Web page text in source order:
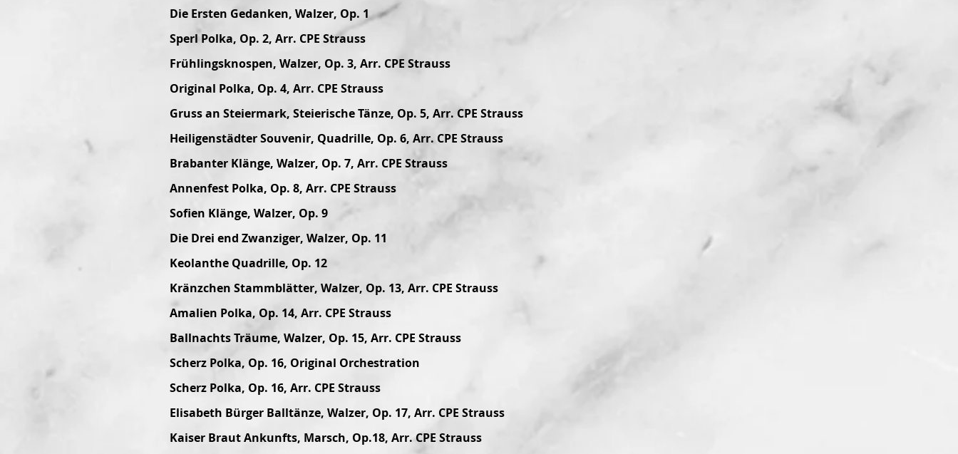
Die Ersten Gedanken, Walzer, Op. 1
Sperl Polka, Op. 2, Arr. CPE Strauss
Frühlingsknospen, Walzer, Op. 3, Arr. CPE Strauss
Original Polka, Op. 4, Arr. CPE Strauss
Gruss an Steiermark, Steierische Tänze, Op. 5, Arr. CPE Strauss
Heiligenstädter Souvenir, Quadrille, Op. 6, Arr. CPE Strauss
Brabanter Klänge, Walzer, Op. 7, Arr. CPE Strauss
Annenfest Polka, Op. 8, Arr. CPE Strauss
Sofien Klänge, Walzer, Op. 9
Die Drei end Zwanziger, Walzer, Op. 11
Keolanthe Quadrille, Op. 12
Kränzchen Stammblätter, Walzer, Op. 13, Arr. CPE Strauss
Amalien Polka, Op. 14, Arr. CPE Strauss
Ballnachts Träume, Walzer, Op. 15, Arr. CPE Strauss
Scherz Polka, Op. 16, Original Orchestration
Scherz Polka, Op. 16, Arr. CPE Strauss
Elisabeth Bürger Balltänze, Walzer, Op. 17, Arr. CPE Strauss
Kaiser Braut Ankunfts, Marsch, Op.18, Arr. CPE Strauss